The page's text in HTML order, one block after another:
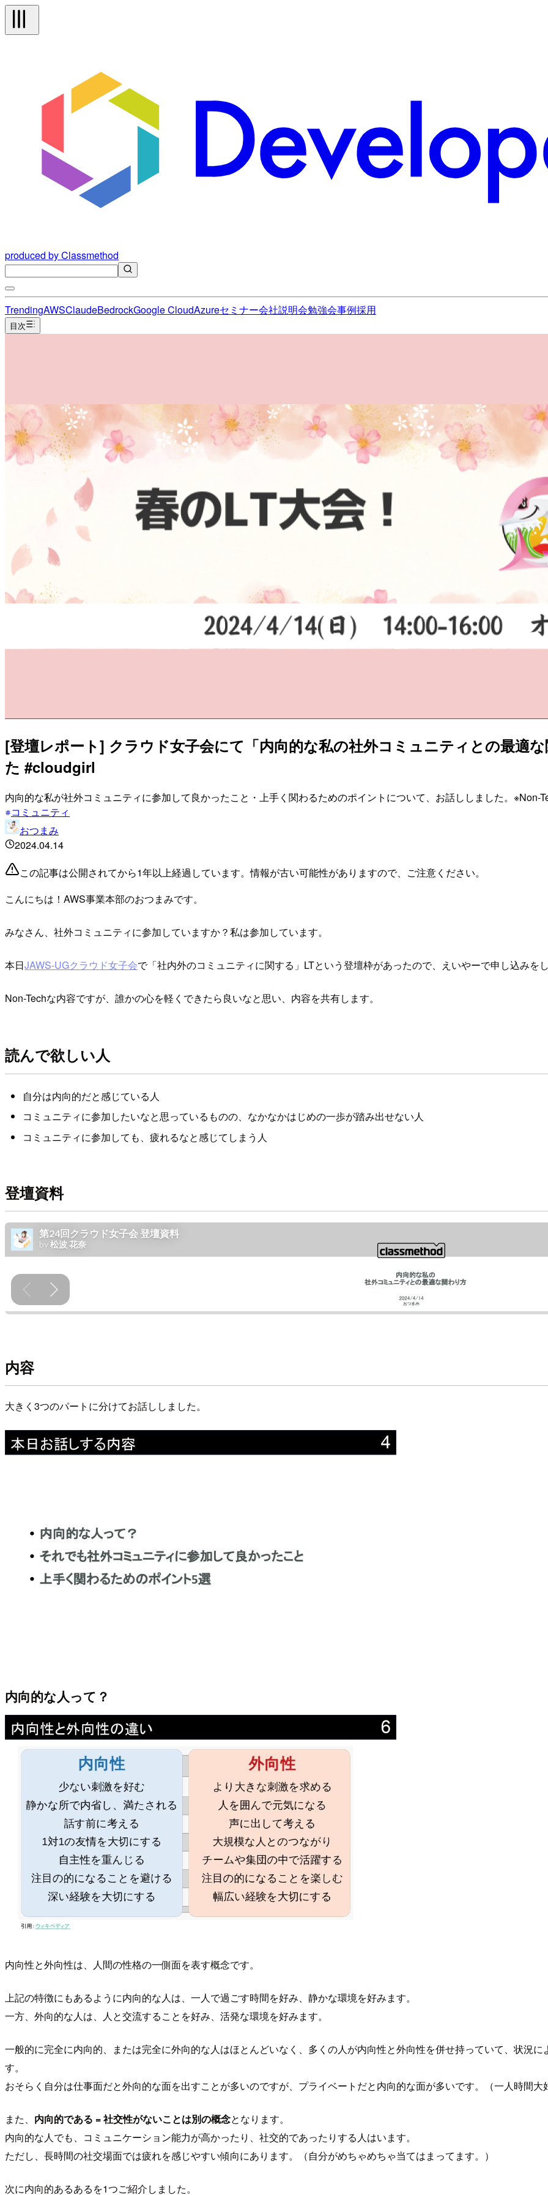
produced by Classmethod
TrendingAWSClaudeBedrockGoogle CloudAzureセミナー会社説明会勉強会事例採用
目次
[登壇レポート] クラウド女子会にて「内向的な私の社外コミュニティとの最適
た #cloudgirl
内向的な私が社外コミュニティに参加して良かったこと・上手く関わるためのポイントについて、お話ししました。※Non-
コミュニティ
おつまみ
2024.04.14
この記事は公開されてから1年以上経過しています。情報が古い可能性がありますので、ご注意ください。
こんにちは！AWS事業本部のおつまみです。
みなさん、社外コミュニティに参加していますか？私は参加しています。
本日JAWS-UGクラウド女子会で「社内外のコミュニティに関する」LTという登壇枠があったので、えいやーで申し込みを
Non-Techな内容ですが、誰かの心を軽くできたら良いなと思い、内容を共有します。
読んで欲しい人
自分は内向的だと感じている人
コミュニティに参加したいなと思っているものの、なかなかはじめの一歩が踏み出せない人
コミュニティに参加しても、疲れるなと感じてしまう人
登壇資料
内容
大きく3つのパートに分けてお話ししました。
内向的な人って？
内向性と外向性は、人間の性格の一側面を表す概念です。
上記の特徴にもあるように内向的な人は、一人で過ごす時間を好み、静かな環境を好みます。
一方、外向的な人は、人と交流することを好み、活発な環境を好みます。
一般的に完全に内向的、または完全に外向的な人はほとんどいなく、多くの人が内向性と外向性を併せ持っていて、状況
す。
おそらく自分は仕事面だと外向的な面を出すことが多いのですが、プライベートだと内向的な面が多いです。（一人時間大
また、 内向的である = 社交性がないことは別の概念となります。
内向的な人でも、コミュニケーション能力が高かったり、社交的であったりする人はいます。
ただし、長時間の社交場面では疲れを感じやすい傾向にあります。（自分がめちゃめちゃ当てはまってます。）
次に内向的あるあるを1つご紹介しました。